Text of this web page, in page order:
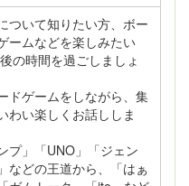
ついて知りたい方、ボー
ームなどを楽しみたい
の時間を過ごしましょ
ドゲームをしながら、集
わい楽しくお話ししま
プ」「UNO」「ジェン
などの王道から、「はぁ